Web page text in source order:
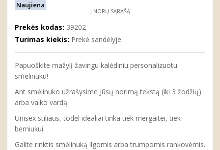
Naujiena
Į NORŲ SĄRAŠĄ
Prekės kodas: 39202
Turimas kiekis: Prekė sandėlyje
Papuoškite mažylį žavingu kalėdiniu personalizuotu
smėlinuku!
Ant smėlinuko užrašysime Jūsų norimą tekstą (iki 3 žodžių)
arba vaiko vardą.
Unisex stiliaus, todėl idealiai tinka tiek mergaitei, tiek
berniukui.
Galite rinktis smėlinuką ilgomis arba trumpomis rankovėmis.